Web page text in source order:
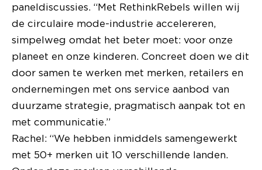
paneldiscussies. “Met RethinkRebels willen wij
de circulaire mode-industrie accelereren,
simpelweg omdat het beter moet: voor onze
planeet en onze kinderen. Concreet doen we dit
door samen te werken met merken, retailers en
ondernemingen met ons service aanbod van
duurzame strategie, pragmatisch aanpak tot en
met communicatie.”
Rachel: “We hebben inmiddels samengewerkt
met 50+ merken uit 10 verschillende landen.